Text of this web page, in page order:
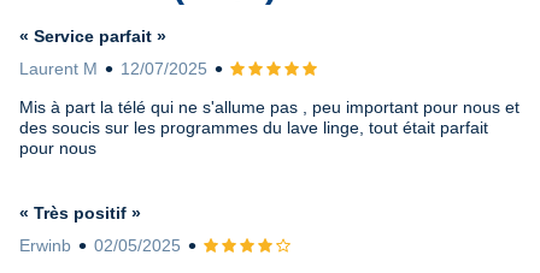
« Service parfait »
Laurent M
12/07/2025
Avis 5 sur 5
Mis à part la télé qui ne s'allume pas , peu important pour nous et
des soucis sur les programmes du lave linge, tout était parfait
pour nous
« Très positif »
Erwinb
02/05/2025
Avis 4 sur 5